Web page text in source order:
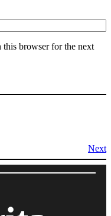
this browser for the next
Next